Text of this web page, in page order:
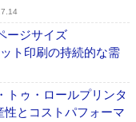
ージサイズ
ト印刷の持続的な需
ゥ・ロールプリンタ
とコストパフォーマ